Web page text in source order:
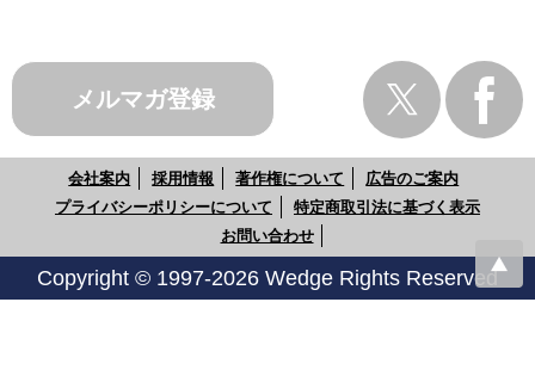
メルマガ登録
会社案内 採用情報 著作権について
広告のご案内
プライバシーポリシーについて
特定商取引法に基づく表示
お問い合わせ
Copyright © 1997-2026 Wedge Rights Reserved